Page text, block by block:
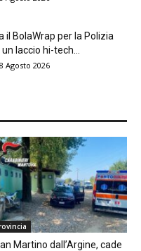
il BolaWrap per la Polizia
un laccio hi-tech...
8 Agosto 2026
Martino dall’Argine, cade